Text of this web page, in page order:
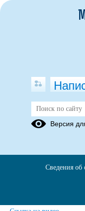
Фотоальбомы
ТАЛАНТОВ"
Версия
Сведения об